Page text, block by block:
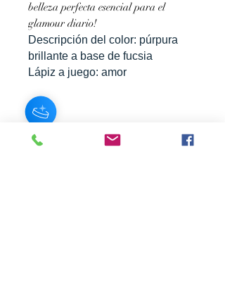
belleza perfecta esencial para el
glamour diario!
Descripción del color: púrpura
brillante a base de fucsia
Lápiz a juego: amor
Hey there 👋